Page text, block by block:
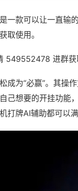
一款可以让一直输
取使用。
549552478 进群获
成为“必赢”。其操
己想要的开挂功能
打牌AI辅助都可以满